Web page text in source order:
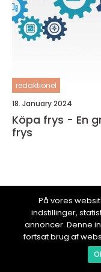
redaktionel
18. January 2024
Köpa frys - En
frys
På vores
indstillinger,
annoncer. Denne
fortsat brug af